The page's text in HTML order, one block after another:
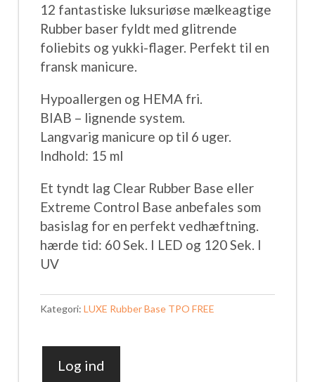
12 fantastiske luksuriøse mælkeagtige
Rubber baser fyldt med glitrende
foliebits og yukki-flager. Perfekt til en
fransk manicure.
Hypoallergen og HEMA fri.
BIAB – lignende system.
Langvarig manicure op til 6 uger.
Indhold: 15 ml
Et tyndt lag Clear Rubber Base eller
Extreme Control Base anbefales som
basislag for en perfekt vedhæftning.
hærde tid: 60 Sek. I LED og 120 Sek. I
UV
Kategori: LUXE Rubber Base TPO FREE
LUXELog ind